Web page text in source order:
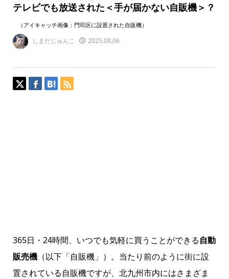
テレビでも放送された＜手が届かない自販機＞？
（アイキャッチ画像：門司区に設置された自販機）
しまだじゅんこ 2025.08.06
365日・24時間、いつでも気軽に買うことができる自動
販売機（以下「自販機」）。当たり前のように街に設
置されている自販機ですが、北九州市内にはさまざま